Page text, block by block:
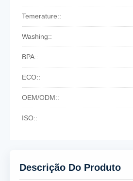
Temerature::
Washing::
BPA::
ECO::
OEM/ODM::
ISO::
Descrição Do Produto